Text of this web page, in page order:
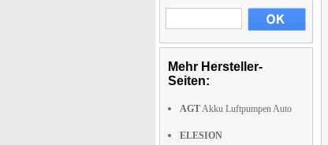
Mehr Hersteller-
Seiten:
AGTAkku Luftpumpen Auto
ELESION